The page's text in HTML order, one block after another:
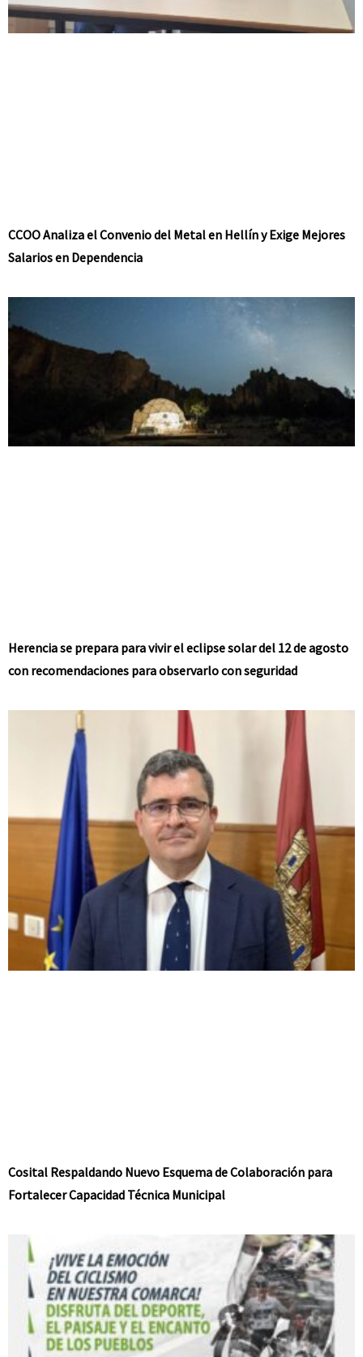
CCOO Analiza el Convenio del Metal en Hellín y Exige Mejores
Salarios en Dependencia
Herencia se prepara para vivir el eclipse solar del 12 de agosto
con recomendaciones para observarlo con seguridad
Cosital Respaldando Nuevo Esquema de Colaboración para
Fortalecer Capacidad Técnica Municipal